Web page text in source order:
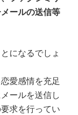
ールの送信等
になるでしょ
愛感情を充足
ールを送信し
求を行ってい